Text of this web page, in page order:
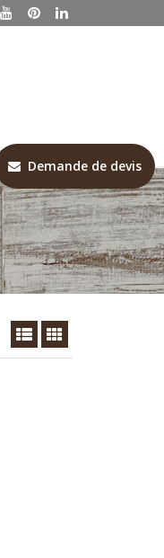
Demande de devis